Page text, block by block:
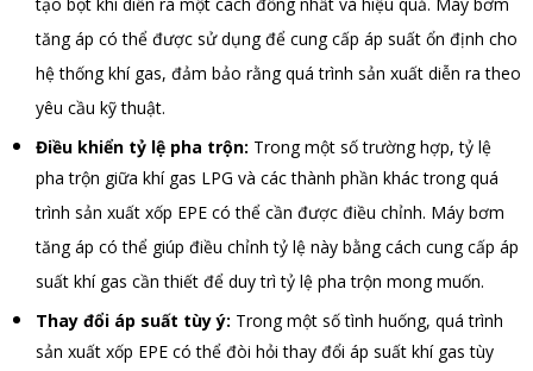
tạo bọt khí diễn ra một cách đồng nhất và hiệu quả. Máy bơm
tăng áp có thể được sử dụng để cung cấp áp suất ổn định cho
hệ thống khí gas, đảm bảo rằng quá trình sản xuất diễn ra theo
yêu cầu kỹ thuật.
Điều khiển tỷ lệ pha trộn: Trong một số trường hợp, tỷ lệ
pha trộn giữa khí gas LPG và các thành phần khác trong quá
trình sản xuất xốp EPE có thể cần được điều chỉnh. Máy bơm
tăng áp có thể giúp điều chỉnh tỷ lệ này bằng cách cung cấp áp
suất khí gas cần thiết để duy trì tỷ lệ pha trộn mong muốn.
Thay đổi áp suất tùy ý: Trong một số tình huống, quá trình
sản xuất xốp EPE có thể đòi hỏi thay đổi áp suất khí gas tùy